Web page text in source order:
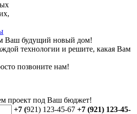
Ваш будущий новый дом!
технологии и решите, какая Вам
позвоните нам!
проект под Ваш бюджет!
+7 (921) 123-45-67 +7 (921) 123-45-